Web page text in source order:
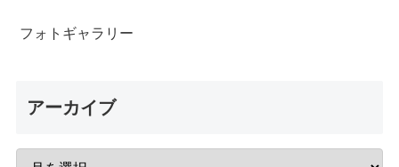
フォトギャラリー
アーカイブ